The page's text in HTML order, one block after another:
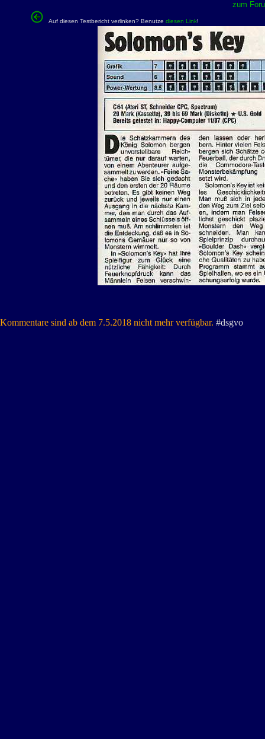
zum
Auf diesen Testbericht verlinken? Benutze diesen Link!
Kommentare sind ab dem 7.5.2018 nicht mehr verfügbar. #dsgvo